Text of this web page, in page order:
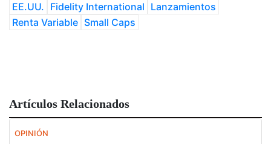
EE.UU. Fidelity International Lanzamientos
Renta Variable Small Caps
Artículos Relacionados
OPINIÓN